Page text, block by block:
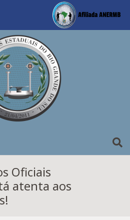
Oficiais
atenta aos